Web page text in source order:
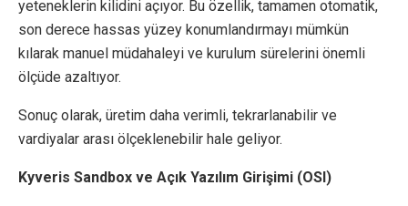
yeteneklerin kilidini açıyor. Bu özellik, tamamen otomatik,
son derece hassas yüzey konumlandırmayı mümkün
kılarak manuel müdahaleyi ve kurulum sürelerini önemli
ölçüde azaltıyor.
Sonuç olarak, üretim daha verimli, tekrarlanabilir ve
vardiyalar arası ölçeklenebilir hale geliyor.
Kyveris Sandbox ve Açık Yazılım Girişimi (OSI)